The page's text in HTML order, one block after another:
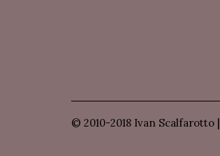
© 2010-2018 Ivan Scalfarotto |